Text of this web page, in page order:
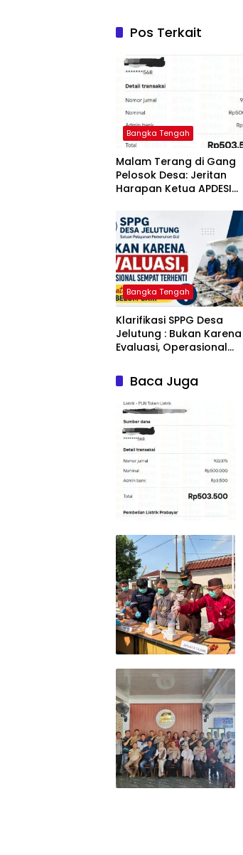
Pos Terkait
Bangka Tengah
Malam Terang di Gang
Pelosok Desa: Jeritan
Harapan Ketua APDESI
Babel
Bangka Tengah
‎Klarifikasi SPPG Desa
Jelutung : Bukan Karena
Evaluasi, Operasional
Dana Banper Belum Cair
Baca Juga